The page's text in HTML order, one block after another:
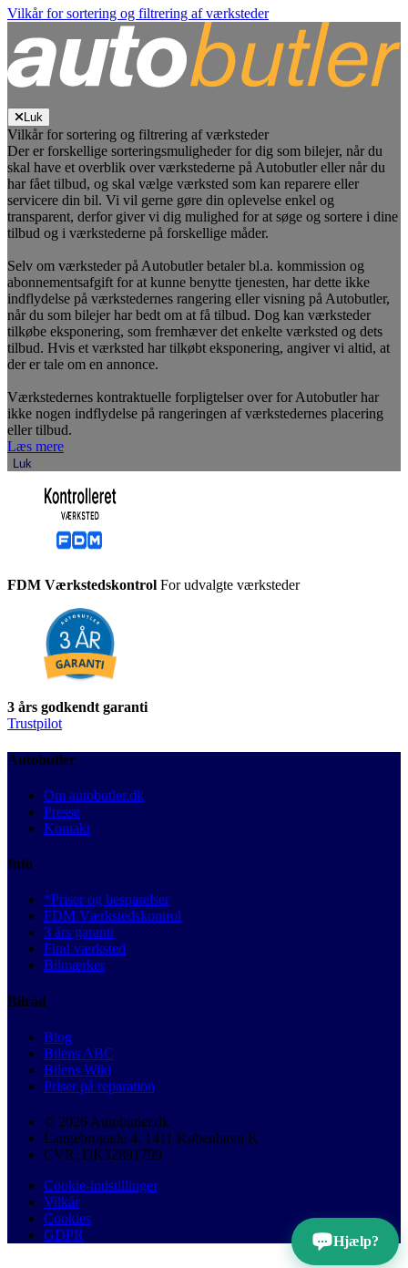
Vilkår for sortering og filtrering af værksteder
Luk
Vilkår for sortering og filtrering af værksteder
Der er forskellige sorteringsmuligheder for dig som bilejer, når du
skal have et overblik over værkstederne på Autobutler eller når du
har fået tilbud, og skal vælge værksted som kan reparere eller
servicere din bil. Vi vil gerne gøre din oplevelse enkel og
transparent, derfor giver vi dig mulighed for at søge og sortere i dine
tilbud og i værkstederne på forskellige måder.
Selv om værksteder på Autobutler betaler bl.a. kommission og
abonnementsafgift for at kunne benytte tjenesten, har dette ikke
indflydelse på værkstedernes rangering eller visning på Autobutler,
når du som bilejer har bedt om at få tilbud. Dog kan værksteder
tilkøbe eksponering, som fremhæver det enkelte værksted og dets
tilbud. Hvis et værksted har tilkøbt eksponering, angiver vi altid, at
der er tale om en annonce.
Værkstedernes kontraktuelle forpligtelser over for Autobutler har
ikke nogen indflydelse på rangeringen af værkstedernes placering
eller tilbud.
Læs mere
Luk
FDM Værkstedskontrol For udvalgte værksteder
3 års godkendt garanti
Trustpilot
Autobutler
Om autobutler.dk
Presse
Kontakt
Info
*Priser og besparelser
FDM Værkstedskontrol
3 års garanti
Find værksted
Bilmærker
Bilråd
Blog
Bilens ABC
Bilens Wiki
Priser på reparation
© 2026 Autobutler.dk
Langebrogade 4, 1411 København K
CVR: DK32891799
Cookie-indstillinger
Vilkår
Cookies
GDPR
Hjælp?